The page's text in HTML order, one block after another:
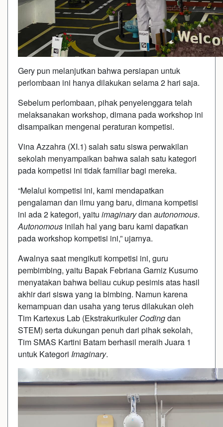
Gery pun melanjutkan bahwa persiapan untuk
perlombaan ini hanya dilakukan selama 2 hari saja.
Sebelum perlombaan, pihak penyelenggara telah
melaksanakan workshop, dimana pada workshop ini
disampaikan mengenai peraturan kompetisi.
Vina Azzahra (XI.1) salah satu siswa perwakilan
sekolah menyampaikan bahwa salah satu kategori
pada kompetisi ini tidak familiar bagi mereka.
“Melalui kompetisi ini, kami mendapatkan
pengalaman dan ilmu yang baru, dimana kompetisi
ini ada 2 kategori, yaitu imaginarydan autonomous.
Autonomous inilah hal yang baru kami dapatkan
pada workshop kompetisi ini,” ujarnya.
Awalnya saat mengikuti kompetisi ini, guru
pembimbing, yaitu Bapak Febriana Garniz Kusumo
menyatakan bahwa beliau cukup pesimis atas hasil
akhir dari siswa yang ia bimbing. Namun karena
kemampuan dan usaha yang terus dilakukan oleh
Tim Kartexus Lab (EkstrakurikulerCodingdan
STEM) serta dukungan penuh dari pihak sekolah,
Tim SMAS Kartini Batam berhasil meraih Juara 1
untuk Kategori Imaginary.